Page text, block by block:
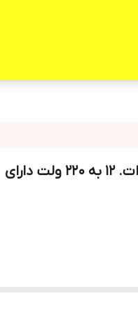
مبدل برق اتومبیل(اینورتر ) آریا 1000 وات. 12 به 220 ولت دارای